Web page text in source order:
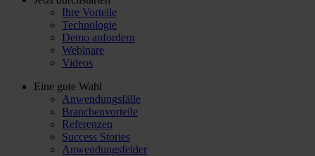
Ihre Vorteile
Technologie
Demo anfordern
Webinare
Videos
Eine gute Wahl
Anwendungsfälle
Branchenvorteile
Referenzen
Success Stories
Anwendungsfelder